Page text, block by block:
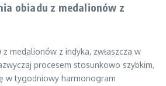
obiadu z medalionów z
medalionów z indyka, zwłaszcza w
procesem stosunkowo szybkim,
w tygodniowy harmonogram